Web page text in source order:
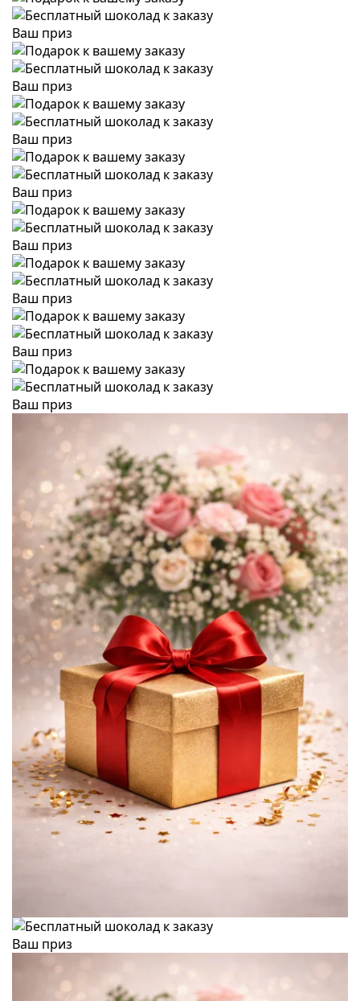
Ваш приз
Ваш приз
Ваш приз
Ваш приз
Ваш приз
Ваш приз
Ваш приз
Ваш приз
Ваш приз